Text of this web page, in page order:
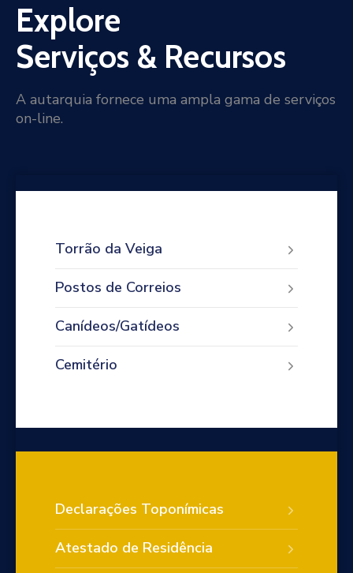
Explore
Serviços & Recursos
A autarquia fornece uma ampla gama de serviços
on-line.
Torrão da Veiga
Postos de Correios
Canídeos/Gatídeos
Cemitério
Declarações Toponímicas
Atestado de Residência